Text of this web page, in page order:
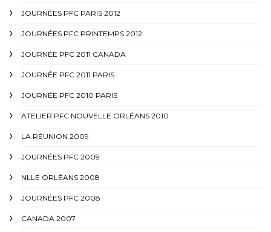
JOURNÉES PFC PARIS 2012
JOURNÉES PFC PRINTEMPS 2012
JOURNÉE PFC 2011 CANADA
JOURNÉE PFC 2011 PARIS
JOURNÉE PFC 2010 PARIS
ATELIER PFC NOUVELLE ORLÉANS 2010
LA RÉUNION 2009
JOURNÉES PFC 2009
NLLE ORLÉANS 2008
JOURNÉES PFC 2008
CANADA 2007